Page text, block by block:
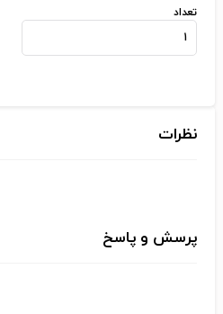
تعداد
نظرات
پرسش و پاسخ